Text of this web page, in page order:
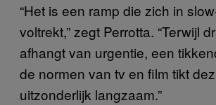
“Het is een ramp die zich in
voltrekt,” zegt Perrotta. “Terwijl
afhangt van urgentie, een
de normen van tv en film tikt
uitzonderlijk langzaam.”